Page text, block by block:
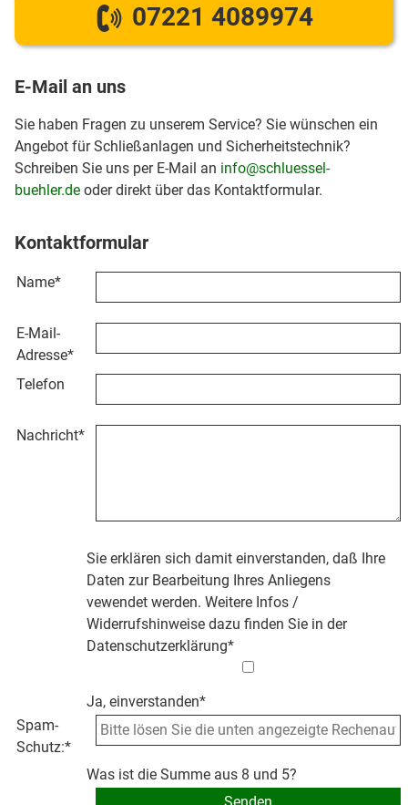
07221 4089974
E-Mail an uns
Sie haben Fragen zu unserem Service? Sie wünschen ein
Angebot für Schließanlagen und Sicherheitstechnik?
Schreiben Sie uns per E-Mail an info@schluessel-
buehler.de oder direkt über das Kontaktformular.
Kontaktformular
Name*
E-Mail-
Adresse*
Telefon
Nachricht*
Sie erklären sich damit einverstanden, daß Ihre
Daten zur Bearbeitung Ihres Anliegens
vewendet werden. Weitere Infos /
Widerrufshinweise dazu finden Sie in der
Datenschutzerklärung*
Ja, einverstanden*
Spam-
Schutz:*
Was ist die Summe aus 8 und 5?